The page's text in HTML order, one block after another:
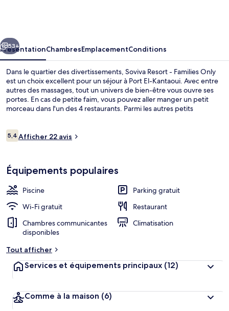
Only
Suivant
53+
PrésentationChambresEmplacementConditions
Dans le quartier des divertissements, Soviva Resort - Families Only
est un choix excellent pour un séjour à Port El-Kantaoui. Avec entre
autres des massages, tout un univers de bien-être vous ouvre ses
portes. En cas de petite faim, vous pouvez aller manger un petit
morceau dans l'un des 4 restaurants. Parmi les autres petits
Avis
voyageurs
5,45,4 sur 10
Afficher 22 avis
Équipements populaires
Piscine
Parking gratuit
Wi-Fi gratuit
Restaurant
Chambres communicantes
disponibles
Climatisation
Tout afficher
Services et équipements principaux (12)
Comme à la maison (6)